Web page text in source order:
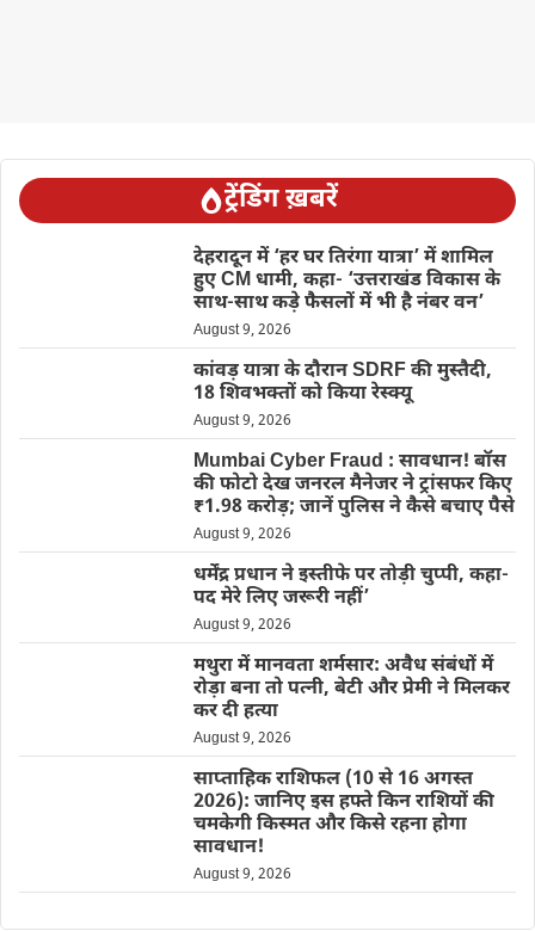
ट्रेंडिंग ख़बरें
देहरादून में ‘हर घर तिरंगा यात्रा’ में शामिल
हुए CM धामी, कहा- ‘उत्तराखंड विकास के
साथ-साथ कड़े फैसलों में भी है नंबर वन’
August 9, 2026
कांवड़ यात्रा के दौरान SDRF की मुस्तैदी,
18 शिवभक्तों को किया रेस्क्यू
August 9, 2026
Mumbai Cyber Fraud : सावधान! बॉस
की फोटो देख जनरल मैनेजर ने ट्रांसफर किए
₹1.98 करोड़; जानें पुलिस ने कैसे बचाए पैसे
August 9, 2026
धर्मेंद्र प्रधान ने इस्तीफे पर तोड़ी चुप्पी, कहा-
पद मेरे लिए जरूरी नहीं’
August 9, 2026
मथुरा में मानवता शर्मसार: अवैध संबंधों में
रोड़ा बना तो पत्नी, बेटी और प्रेमी ने मिलकर
कर दी हत्या
August 9, 2026
साप्ताहिक राशिफल (10 से 16 अगस्त
2026): जानिए इस हफ्ते किन राशियों की
चमकेगी किस्मत और किसे रहना होगा
सावधान!
August 9, 2026